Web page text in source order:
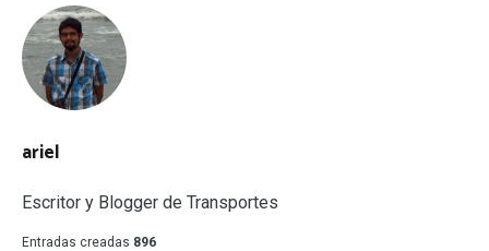
ariel
Escritor y Blogger de Transportes
Entradas creadas 896